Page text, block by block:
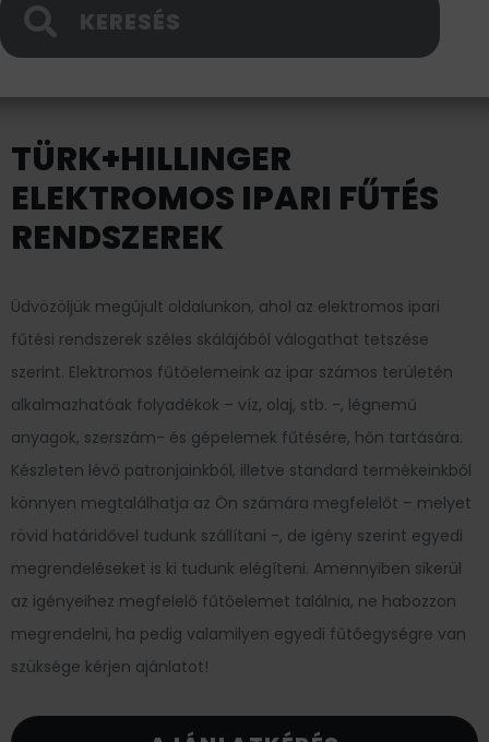
TÜRK+HILLINGER
ELEKTROMOS IPARI FŰTÉS
RENDSZEREK
Üdvözöljük megújult oldalunkon, ahol az elektromos ipari
fűtési rendszerek széles skálájából válogathat tetszése
szerint. Elektromos fűtőelemeink az ipar számos területén
alkalmazhatóak folyadékok – víz, olaj, stb. -, légnemű
anyagok, szerszám- és gépelemek fűtésére, hőn tartására.
Készleten lévő patronjainkból, illetve standard termékeinkből
könnyen megtalálhatja az Ön számára megfelelőt – melyet
rövid határidővel tudunk szállítani -, de igény szerint egyedi
megrendeléseket is ki tudunk elégíteni. Amennyiben sikerül
az igényeihez megfelelő fűtőelemet találnia, ne habozzon
megrendelni, ha pedig valamilyen egyedi fűtőegységre van
szüksége kérjen ajánlatot!